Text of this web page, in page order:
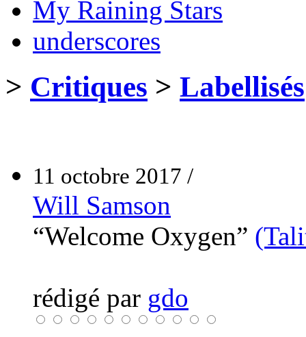
My Raining Stars
underscores
> Critiques > Labellisés
11 octobre 2017 /
Will Samson
“Welcome Oxygen”
rédigé par gdo